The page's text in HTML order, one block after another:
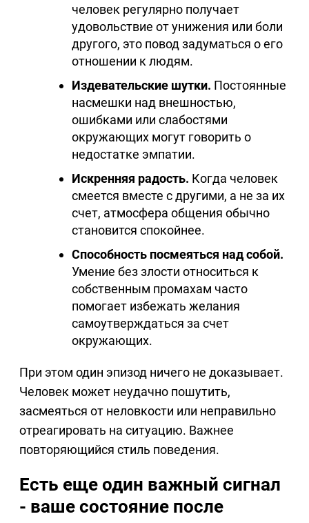
человек регулярно получает
удовольствие от унижения или боли
другого, это повод задуматься о его
отношении к людям.
Издевательские шутки. Постоянные
насмешки над внешностью,
ошибками или слабостями
окружающих могут говорить о
недостатке эмпатии.
Искренняя радость. Когда человек
смеется вместе с другими, а не за их
счет, атмосфера общения обычно
становится спокойнее.
Способность посмеяться над собой.
Умение без злости относиться к
собственным промахам часто
помогает избежать желания
самоутверждаться за счет
окружающих.
При этом один эпизод ничего не доказывает.
Человек может неудачно пошутить,
засмеяться от неловкости или неправильно
отреагировать на ситуацию. Важнее
повторяющийся стиль поведения.
Есть еще один важный сигнал
- ваше состояние после